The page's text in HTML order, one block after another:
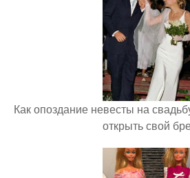
Как опоздание невесты на
открыть свой